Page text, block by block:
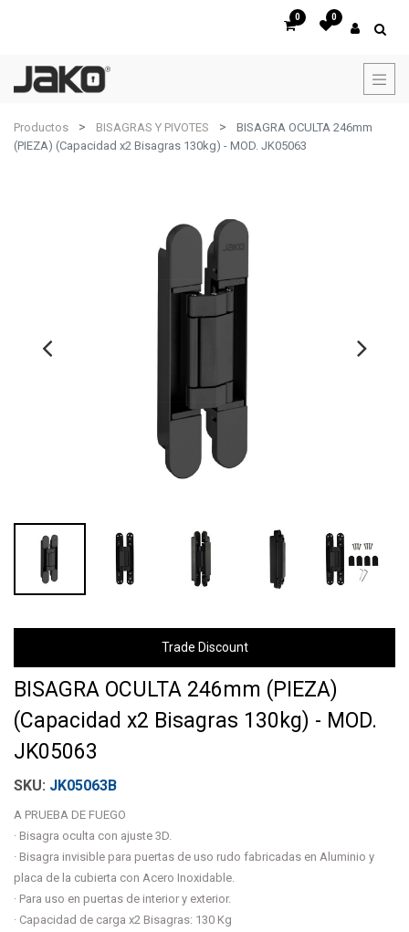
0 0
Productos BISAGRAS Y PIVOTES
BISAGRA OCULTA 246mm
(PIEZA) (Capacidad x2 Bisagras 130kg) - MOD. JK05063
Trade Discount
BISAGRA OCULTA 246mm (PIEZA)
(Capacidad x2 Bisagras 130kg) - MOD.
JK05063
JK05063B
A PRUEBA DE FUEGO
· Bisagra oculta con ajuste 3D.
· Bisagra invisible para puertas de uso rudo fabricadas en Aluminio y
placa de la cubierta con Acero Inoxidable.
· Para uso en puertas de interior y exterior.
· Capacidad de carga x2 Bisagras: 130 Kg